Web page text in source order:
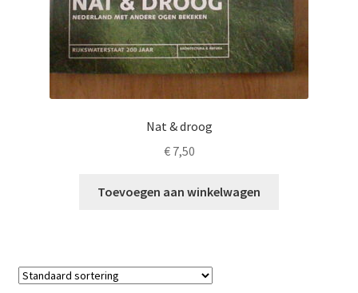
Nat & droog
€7,50
Toevoegen aan winkelwagen